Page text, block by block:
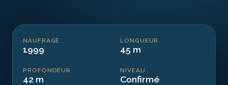
NAUFRAGE
1999
LONGUEUR
45 m
PROFONDEUR
42 m
NIVEAU
Confirmé